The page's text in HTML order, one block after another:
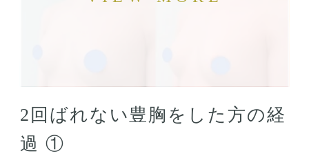
2回ばれない豊胸をした方の経
過 ①